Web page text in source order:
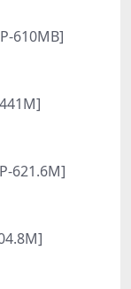
610MB]
621.6M]